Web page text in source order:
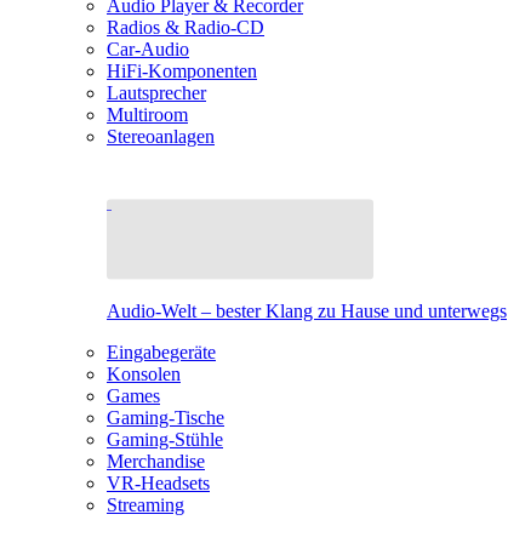
Audio Player & Recorder
Radios & Radio-CD
Car-Audio
HiFi-Komponenten
Lautsprecher
Multiroom
Stereoanlagen
Audio-Welt – bester Klang zu Hause und unterwegs
Eingabegeräte
Konsolen
Games
Gaming-Tische
Gaming-Stühle
Merchandise
VR-Headsets
Streaming